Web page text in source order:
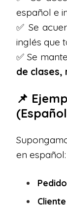
español e
✅ Se
inglés que
✅ Se
de clases,
📌
en español:
Pedido
Cliente